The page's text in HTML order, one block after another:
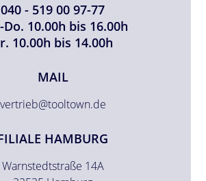
040 - 519 00 97-77
Do. 10.00h bis 16.00h
10.00h bis 14.00h
MAIL
vertrieb@tooltown.de
HAMBURG
Warnstedtstraße 14A